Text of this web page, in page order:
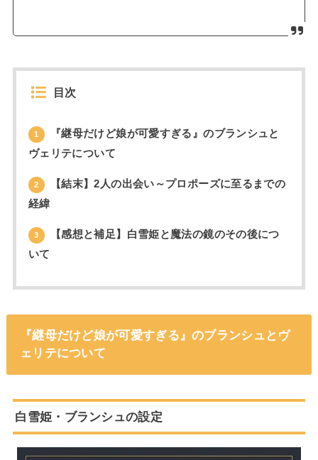
目次
1
『継母だけど娘が可愛すぎる』のブランシュと
ヴェリテについて
2
【結末】2人の出会い～プロポーズに至るまでの
経緯
3
【感想と補足】白雪姫と魔法の鏡のその後につ
いて
『継母だけど娘が可愛すぎる』のブランシュとヴ
ェリテについて
白雪姫・ブランシュの設定